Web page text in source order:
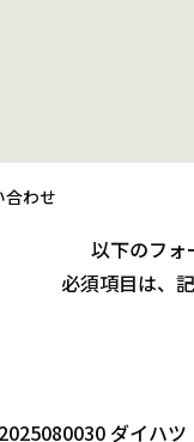
合わせ
以下のフォ
必須項目は、
ダイハ